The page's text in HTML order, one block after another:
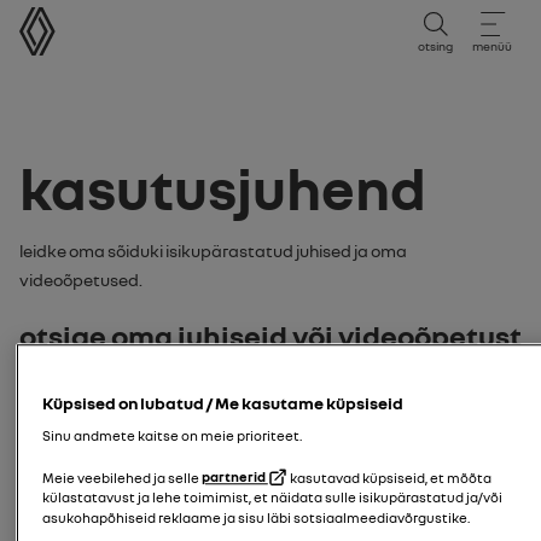
kasutusjuhend
otsing menüü
kasutusjuhend
Leidke oma sõiduki isikupärastatud juhised ja oma
videoõpetused.
Otsige oma juhiseid või videoõpetust
sisestage oma sõiduki mudel
Otsi mudel
numbrimärk
Küpsised on lubatud / Me kasutame küpsiseid
Sinu andmete kaitse on meie prioriteet.
Meie veebilehed ja sellepartnerid
kasutavad küpsiseid, et mõõta
külastatavust ja lehe toimimist, et näidata sulle isikupärastatud ja/või
asukohapõhiseid reklaame ja sisu läbi sotsiaalmeediavõrgustike.